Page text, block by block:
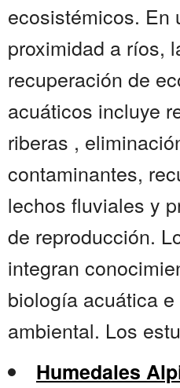
ecosistémicos. En
proximidad a ríos,
recuperación de
acuáticos incluye
riberas ,
contaminantes,
lechos fluviales y
de reproducción.
integran
biología acuática
ambiental. Los
Humedales